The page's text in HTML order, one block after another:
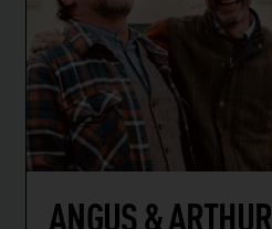
ANGUS & ARTHUR